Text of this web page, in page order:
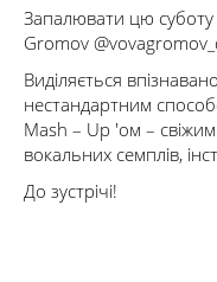
Запалювати цю суботу
Gromov
Виділяється
нестандартним
Mash – Up 'ом – свіжим
вокальних семплів,
До зустрічі!